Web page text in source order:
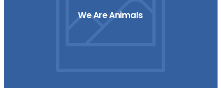
We Are Animals